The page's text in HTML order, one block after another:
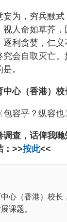
妄为，穷兵黩
视人命如草芥
逐利贪婪，仁
会自取灭亡。
。
中心（香港）校
容乎？纵容也
查，话俾我哋
：>>按此<<
心（香港）校长
课题。